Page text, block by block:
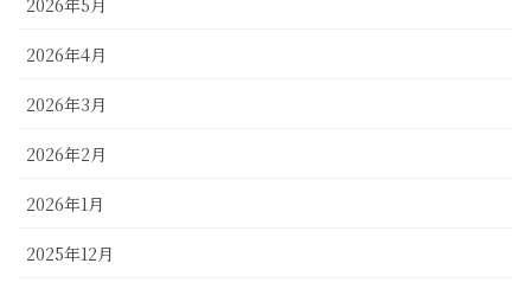
2026年4月
2026年3月
2026年2月
2026年1月
2025年12月